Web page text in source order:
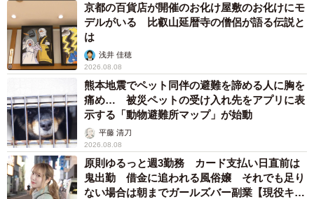
生後4カ月。ママが眠れない日々が続きます（提供：@sattun042さん）
そんな中でも、たまに見せてくれる3人の笑顔が嬉しかっ
たです。これからも『なんとかなる』と思いながら育児を
頑張っていきたいと思います」
TikTok（ @sattun042 ）では、スクスクと元気に育つあ
京都の百貨店が開催のお化け屋敷のお化けにモ
デルがいる 比叡山延暦寺の僧侶が語る伝説と
は
浅井 佳穂
2026.08.08
熊本地震でペット同伴の避難を諦める人に胸を
痛め… 被災ペットの受け入れ先をアプリに表
示する「動物避難所マップ」が始動
平藤 清刀
2026.08.08
原則ゆるっと週3勤務 カード支払い日直前は
鬼出勤 借金に追われる風俗嬢 それでも足り
ない場合は朝までガールズバー副業【現役キャ